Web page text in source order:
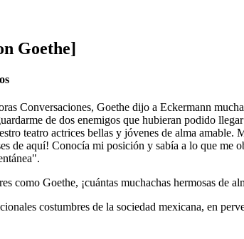
Goethe]
Conversaciones, Goethe dijo a Eckermann
de dos enemigos que hubieran podido
teatro actrices bellas y jóvenes de alma
de aquí! Conocía mi posición y sabía a lo que me
como Goethe, ¡cuántas muchachas hermosas de
costumbres de la sociedad mexicana, en